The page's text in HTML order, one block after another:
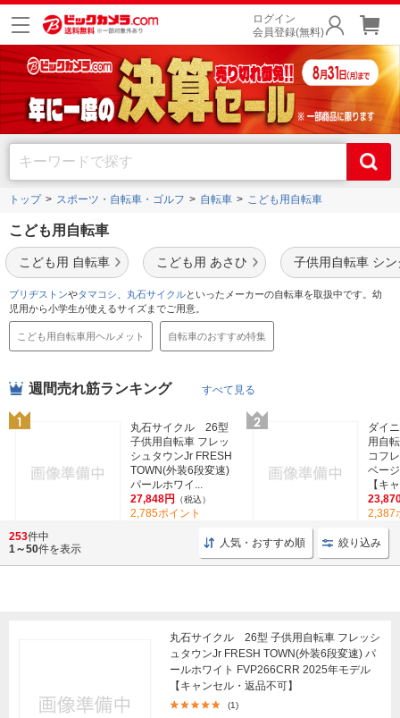
ログイン
会員登録(無料)
トップ スポーツ・自転車・ゴルフ 自転車 こども用自転車
こども用自転車
こども用 自転車 こども用 あさひ 子供用自転車 シ
ブリヂストンやタマコシ 丸石サイクルといったメーカーの自転車を取扱中です。幼
児用から小学生が使えるサイズまでご用意。
こども用自転車用ヘルメット 自転車のおすすめ特集
週間売れ筋ランキング すべて見る
丸石サイクル 26型
子供用自転車 フレッ
シュタウンJr FRESH
TOWN(外装6段変速)
パールホワイ...
27,848円
（税込）
2,785ポイント
ダイ
用自
コフ
ベー
【キ
2,387
253件中
1～50件を表示 人気・おすすめ順 絞り込み
丸石サイクル 26型 子供用自転車 フレッシ
ュタウンJr FRESH TOWN(外装6段変速) パ
ールホワイト FVP266CRR 2025年モデル
【キャンセル・返品不可】
(1)